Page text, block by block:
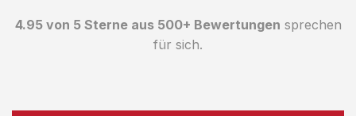
4.95 von 5 Sterne aus 500+ Bewertungen sprechen
für sich.